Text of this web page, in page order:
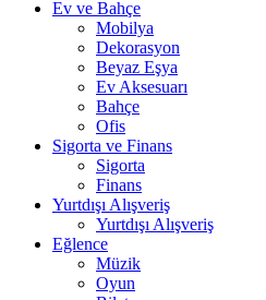
Ev ve Bahçe
Mobilya
Dekorasyon
Beyaz Eşya
Ev Aksesuarı
Bahçe
Ofis
Sigorta ve Finans
Sigorta
Finans
Yurtdışı Alışveriş
Yurtdışı Alışveriş
Eğlence
Müzik
Oyun